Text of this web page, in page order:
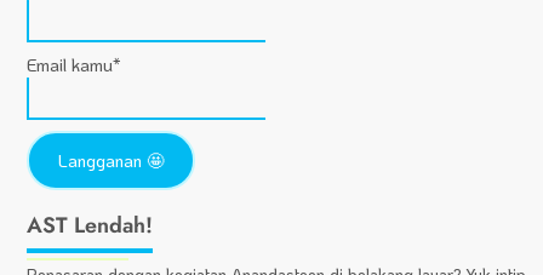
Email kamu*
AST Lendah!